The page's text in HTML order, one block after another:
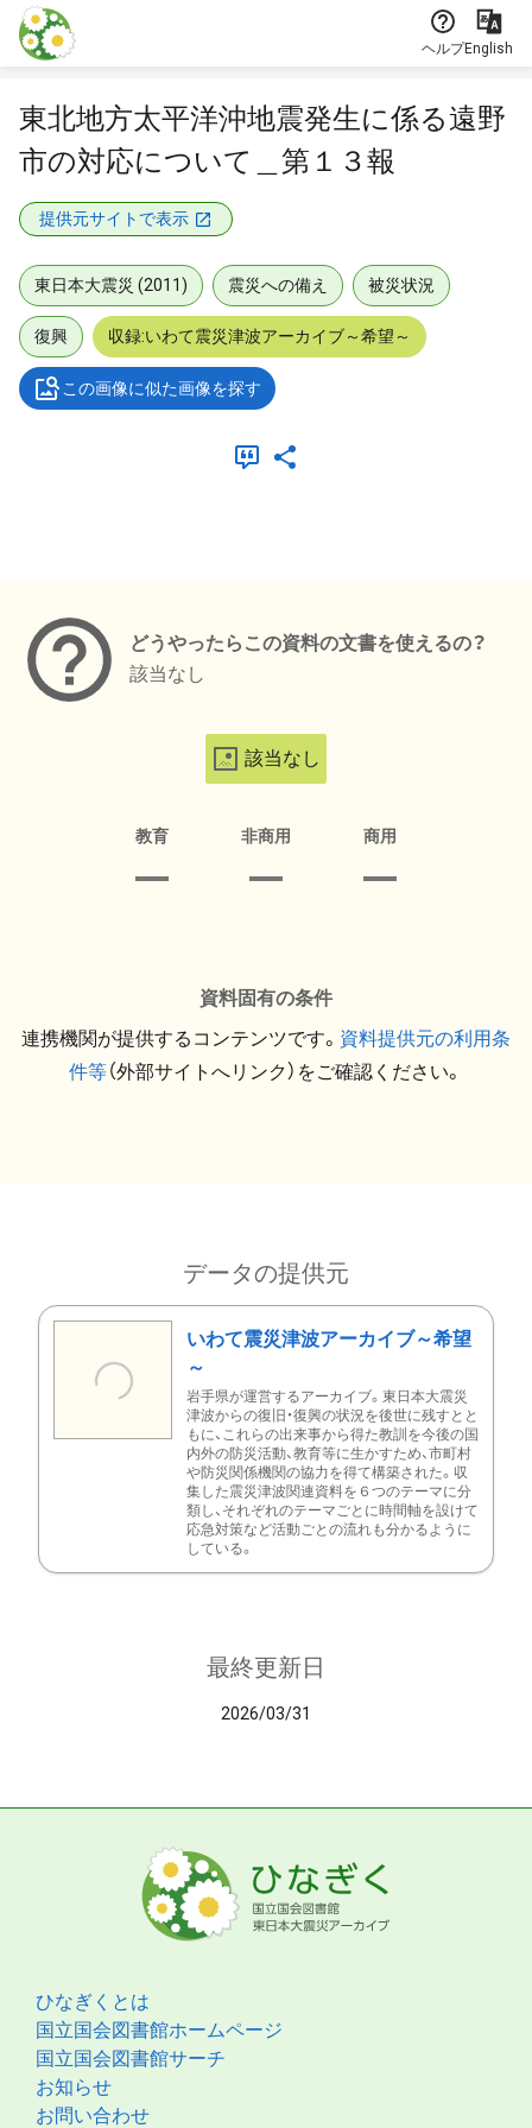
本文に飛ぶ
ヘルプEnglish
東北地方太平洋沖地震発生に係る遠野
市の対応について＿第１３報
提供元サイトで表示
東日本大震災 (2011) 震災への備え 被災状況
復興 収録:いわて震災津波アーカイブ～希望～
この画像に似た画像を探す
どうやったらこの資料の文書を使えるの？
該当なし
該当なし
教育 非商用 商用
資料固有の条件
連携機関が提供するコンテンツです。 資料提供元の利用条
件等（外部サイトへリンク）をご確認ください。
データの提供元
いわて震災津波アーカイブ～希望
～
岩手県が運営するアーカイブ。東日本大震災
津波からの復旧・復興の状況を後世に残すとと
もに、これらの出来事から得た教訓を今後の国
内外の防災活動、教育等に生かすため、市町村
や防災関係機関の協力を得て構築された。収
集した震災津波関連資料を６つのテーマに分
類し、それぞれのテーマごとに時間軸を設けて
応急対策など活動ごとの流れも分かるように
している。
最終更新日
2026/03/31
ひなぎくとは
国立国会図書館ホームページ
国立国会図書館サーチ
お知らせ
お問い合わせ